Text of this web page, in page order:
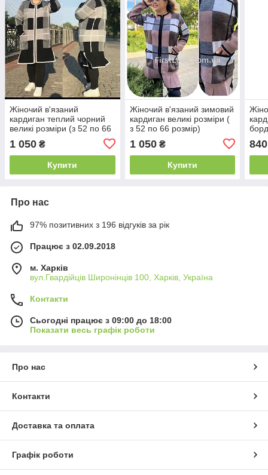
Жіночий в'язаний
кардиган теплий чорний
великі розміри (з 52 по 66
1 050 ₴
Купити
Жіночий в'язаний зимовий
кардиган великі розміри (
з 52 по 66 розмір)
1 050₴
Купити
840
Про нас
97% позитивних з 196 відгуків за рік
Працює з 02.09.2018
м. Харків
вул.Гвардійців Широнінців 100, Харків, Україна
Контакти
Сьогодні працює з 09:00 до 18:00
Показати весь графік роботи
Про нас
Контакти
Доставка та оплата
Графік роботи